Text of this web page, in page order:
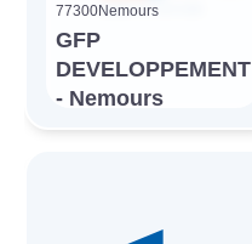
77300Nemours
GFP
DEVELOPPEMENT
- Nemours